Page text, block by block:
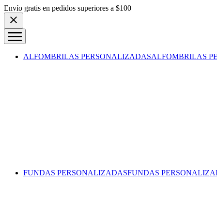
Skip to content
Envío gratis en pedidos superiores a $100
ALFOMBRILAS PERSONALIZADASALFOMBRILAS
FUNDAS PERSONALIZADASFUNDAS